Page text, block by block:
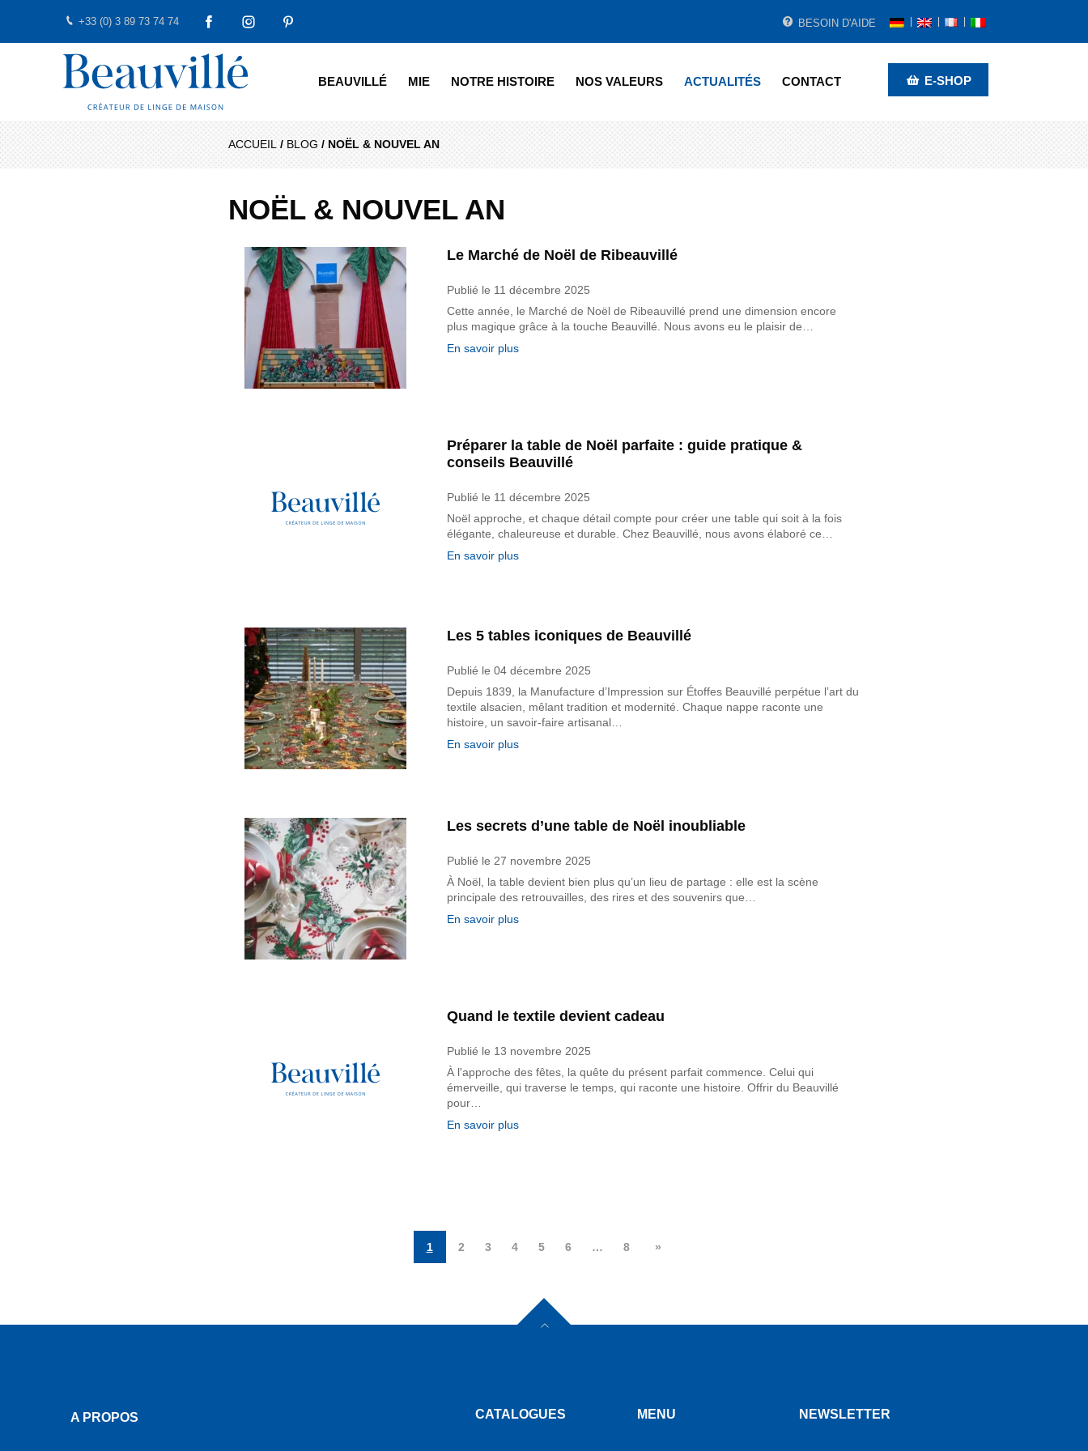
+33 (0) 3 89 73 74 74
FACEBOOKINSTAGRAMPINTEREST
BESOIN D'AIDE
Beauvillé Créateur par tradition
BEAUVILLÉ
MIE NOTRE HISTOIRE NOS VALEURS ACTUALITÉS CONTACT E-SHOP
ACCUEIL / BLOG / NOËL & NOUVEL AN
NOËL & NOUVEL AN
Le Marché de Noël de Ribeauvillé
Publié le 11 décembre 2025
Cette année, le Marché de Noël de Ribeauvillé prend une dimension encore
plus magique grâce à la touche Beauvillé. Nous avons eu le plaisir de…
En savoir plus
Préparer la table de Noël parfaite : guide pratique &
conseils Beauvillé
Publié le 11 décembre 2025
Noël approche, et chaque détail compte pour créer une table qui soit à la fois
élégante, chaleureuse et durable. Chez Beauvillé, nous avons élaboré ce…
En savoir plus
Les 5 tables iconiques de Beauvillé
Publié le 04 décembre 2025
Depuis 1839, la Manufacture d’Impression sur Étoffes Beauvillé perpétue l’art du
textile alsacien, mêlant tradition et modernité. Chaque nappe raconte une
histoire, un savoir-faire artisanal…
En savoir plus
Les secrets d’une table de Noël inoubliable
Publié le 27 novembre 2025
À Noël, la table devient bien plus qu’un lieu de partage : elle est la scène
principale des retrouvailles, des rires et des souvenirs que…
En savoir plus
Quand le textile devient cadeau
Publié le 13 novembre 2025
À l'approche des fêtes, la quête du présent parfait commence. Celui qui
émerveille, qui traverse le temps, qui raconte une histoire. Offrir du Beauvillé
pour…
En savoir plus
1 2 3 4 5 6 … 8 »
A PROPOS CATALOGUES MENU NEWSLETTER